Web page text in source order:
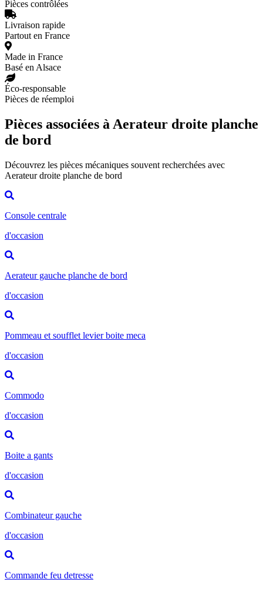
Pièces contrôlées
Livraison rapide
Partout en France
Made in France
Basé en Alsace
Éco-responsable
Pièces de réemploi
Pièces associées à Aerateur droite planche
de bord
Découvrez les pièces mécaniques souvent recherchées avec
Aerateur droite planche de bord
Console centrale
d'occasion
Aerateur gauche planche de bord
d'occasion
Pommeau et soufflet levier boite meca
d'occasion
Commodo
d'occasion
Boite a gants
d'occasion
Combinateur gauche
d'occasion
Commande feu detresse